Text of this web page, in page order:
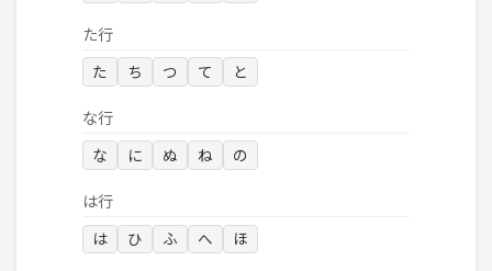
た行
た ち つ て と
な行
な に ぬ ね の
は行
は ひ ふ へ ほ